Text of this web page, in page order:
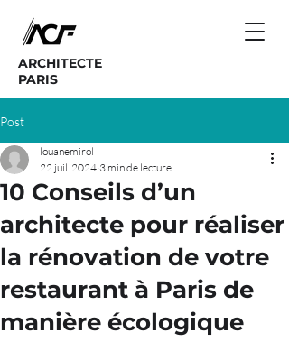
ARCHITECTE
PARIS
Post
10 Conseils d’un
architecte pour réaliser
la rénovation de votre
restaurant à Paris de
manière écologique
louanemirol
22 juil. 2024 3 min de lecture